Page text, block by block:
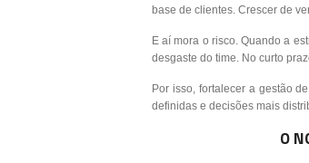
base de clientes. Crescer de
E aí mora o risco. Quando a
desgaste do time. No curto
Por isso, fortalecer a gestão
definidas e decisões mais
O